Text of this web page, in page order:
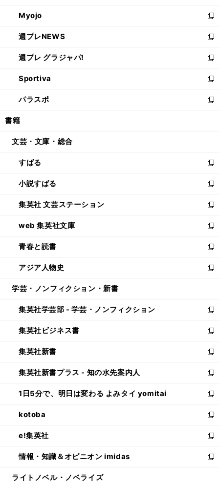
開
く
ウ
で
開
く
ン
ド
ウ
で
開
く
ウ
ィ
ン
ド
ウ
で
開
く
Myojo
新
し
い
ウ
ィ
ン
ド
ウ
で
開
週プレNEWS
新
し
い
ウ
ィ
ン
ド
ウ
開
週プレ グラジャパ!
新
し
い
ウ
ィ
ン
ウ
開
く
Sportiva
新
し
い
ウ
ン
ウ
で
開
く
パラスポ
新
し
ウ
ン
ド
ウ
で
開
く
書籍
文芸・文庫・総合
すばる
新
し
い
ウ
ィ
ン
ド
ウ
で
開
く
小説すばる
新
し
い
ウ
ィ
ン
ド
ウ
で
開
集英社 文芸ステーション
新
し
い
ウ
ィ
ン
ド
ウ
開
く
web 集英社文庫
新
し
い
ウ
ィ
ン
ウ
で
開
く
青春と読書
新
し
い
ウ
ン
ド
ウ
で
開
く
アジア人物史
新
し
ウ
ィ
ン
ド
ウ
で
開
く
学芸・ノンフィクション・新書
集英社学芸部 - 学芸・ノンフィクション
新
し
い
ウ
ィ
ン
ド
ウ
で
開
く
集英社ビジネス書
新
し
い
ウ
ィ
ン
ド
ウ
で
開
く
集英社新書
新
し
い
ウ
ィ
ン
ド
ウ
で
開
く
集英社新書プラス - 知の水先案内人
新
し
い
ウ
ィ
ン
ド
ウ
で
開
1日5分で、明日は変わる よみタイ yomitai
新
し
い
ウ
ィ
ン
ド
ウ
kotoba
新
し
い
ウ
ィ
ン
e!集英社
新
し
い
ウ
情報・知識＆オピニオン imidas
新
し
ライトノベル・ノベライズ